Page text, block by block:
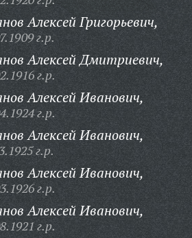
Алексей Григорьевич,
г.р.
Алексей Дмитриевич,
г.р.
Алексей Иванович,
г.р.
Алексей Иванович,
г.р.
Алексей Иванович,
г.р.
Алексей Иванович,
г.р.